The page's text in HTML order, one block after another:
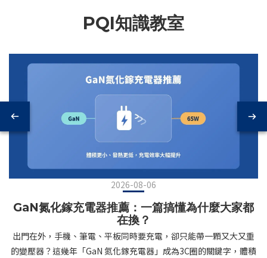
PQI知識教室
2026-08-06
GaN氮化鎵充電器推薦：一篇搞懂為什麼大家都
在換？
出門在外，手機、筆電、平板同時要充電，卻只能帶一顆又大又重
的變壓器？這幾年「GaN 氮化鎵充電器」成為3C圈的關鍵字，體積